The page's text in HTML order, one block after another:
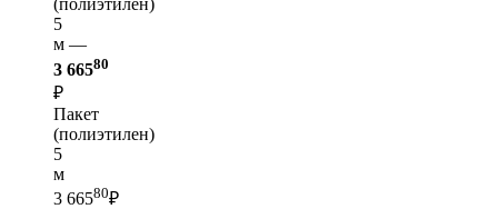
(полиэтилен)
5
м —
3 66580
₽
Пакет
(полиэтилен)
5
м
3 66580₽